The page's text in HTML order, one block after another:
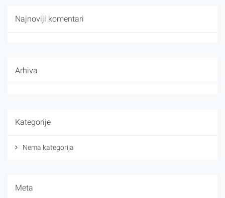
Najnoviji komentari
Arhiva
Kategorije
Nema kategorija
Meta